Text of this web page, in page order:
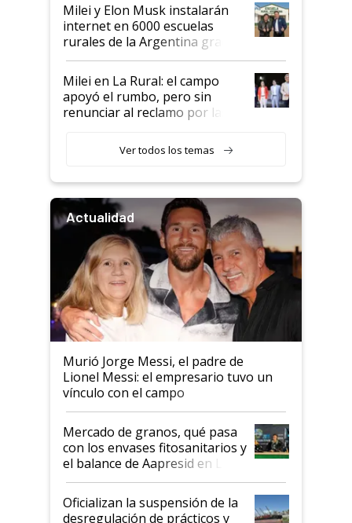
Milei y Elon Musk instalarán
internet en 6000 escuelas
rurales de la Argentina gracias
a un acuerdo con Starlink
Milei en La Rural: el campo
apoyó el rumbo, pero sin
renunciar al reclamo por las
Ver todos los temas
Actualidad
Murió Jorge Messi, el padre de
Lionel Messi: el empresario tuvo un
vínculo con el campo
Mercado de granos, qué pasa
con los envases fitosanitarios y
el balance de Aapresid en La
Posta
Oficializan la suspensión de la
desregulación de prácticos y